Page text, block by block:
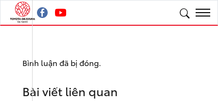
Bình luận đã bị đóng.
Bài viết liên quan